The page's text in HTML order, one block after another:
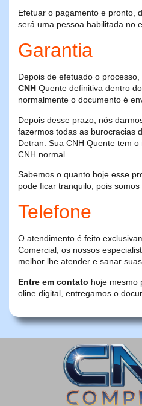
Efetuar o pagamento e pronto,
será uma pessoa habilitada no
Garantia
Depois de efetuado o processo,
CNH Quente definitiva dentro do
normalmente o documento é
Depois desse prazo, nós
fazermos todas as burocracias
Detran. Sua CNH Quente tem
CNH normal.
Sabemos o quanto hoje esse
pode ficar tranquilo, pois
Telefone
O atendimento é feito
Comercial, os nossos
melhor lhe atender e sanar
Entre em contato hoje mesmo
oline digital, entregamos o